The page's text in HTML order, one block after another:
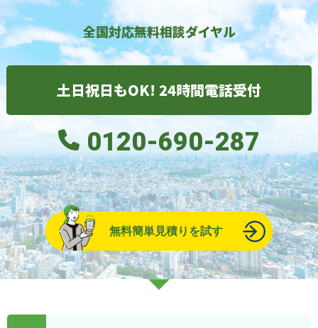
全国対応無料相談ダイヤル
土日祝日もOK! 24時間電話受付
0120-690-287
無料簡単見積りを試す